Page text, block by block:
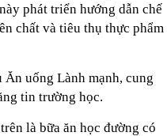
phát triển hướng dẫn chế
chất và tiêu thụ thực phẩm
uống Lành mạnh, cung
tin trường học.
là bữa ăn học đường có